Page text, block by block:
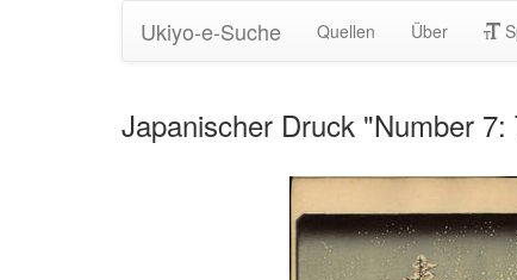
Ukiyo-e-Suche Quellen Über
Japanischer Druck "Number